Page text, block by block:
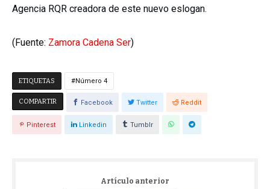
Agencia RQR creadora de este nuevo eslogan.
(Fuente: Zamora Cadena Ser)
ETIQUETAS Número 4
COMPARTIR Facebook Twitter Reddit
Pinterest Linkedin Tumblr
Artículo anterior